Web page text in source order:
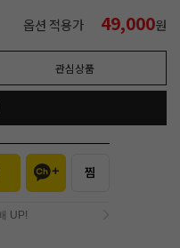
옵션 적용가 49,000원
관심상품
UP!